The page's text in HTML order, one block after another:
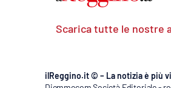
Scarica tutte le nostre
ilReggino.it © – La notizia è più